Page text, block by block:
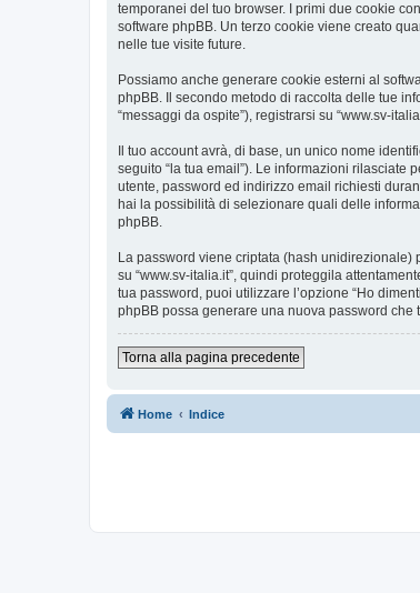
temporanei del tuo browser. I primi due cookie
software phpBB. Un terzo cookie viene creato
nelle tue visite future.
Possiamo anche generare cookie esterni al
phpBB. Il secondo metodo di raccolta delle tue
“messaggi da ospite”), registrarsi su “www.sv-
Il tuo account avrà, di base, un unico nome
seguito “la tua email”). Le informazioni rilasciate
utente, password ed indirizzo email richiesti
hai la possibilità di selezionare quali delle
phpBB.
La password viene criptata (hash
su “www.sv-italia.it”, quindi proteggila
tua password, puoi utilizzare l’opzione “Ho
phpBB possa generare una nuova password
Torna alla pagina precedente
Home Indice